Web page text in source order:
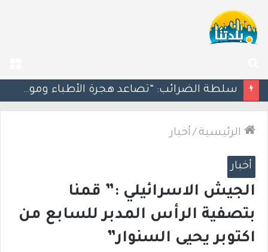
عن
مسؤول إسرائيلي: الحكومة اللبنانية وافقت على وجود الجيش الإسرائيلي داخل أراضيها
الرئيسية / أخبار
أخبار
الجيش الاسرائيلي :” قمنا
بتصفية الرأس المدبر للسابع من
اكتوبر يحيى السنوار”